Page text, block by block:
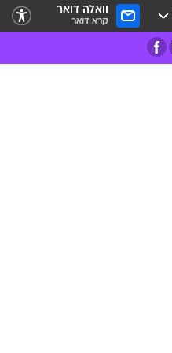
וואלה דואר
קרא דואר